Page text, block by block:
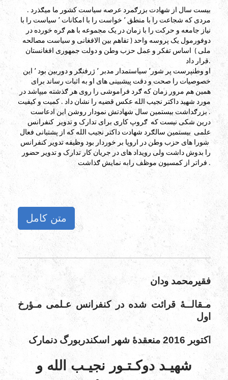
بیست سال از شهادت بزرګمرد عرصه سیاست کشور ما میګذرد .
مردی که شجاعت را با منطق ٬ خواست را با امکانات ٬ سیاست را با
نیاز جامعه و حرکت را با زمان در یک مجموعه با هم ګره خورده در
دوفورمول یک پروسه واحد ( تفاهم بین الافغانی و سیاست مصالحه
ملی ) اساس تفکر و عمل حزب وطن و دولت جمهوری افغانستان
قرار داد.
او وطنپرست پر شور٬ سیاستمدار مدبر ٬ ژرفنګر و دوربین بود ٬ این
خصوصیات را صحت و دقت پیشبینی های او به اثبات رساند برای
همین هم مرور زمان که ګرد فراموشی را روی هر ګذشته میپاشد در
مورد شهید داکتر نجیب الله عکس قضیه را نشان داد . کمیت و کیفیت
بزرګداشت بیستمین سال شهادتش نمودار روشن این ادعاست .
درین شکی نیست که ګروپ کاری برای تدارک و تدویر کنفرانس
علمی بیستمین سالګرد شهادت داکتر نجیب الله که از پشتبانی فعال
شورا های حزب وطن در اروپا بر خوردار بود وظیفه تدویر کنفرانس
را بدوش داشت ولی رویداد های در جریان کار تدارک و تدویر حضور
فراتر از کمسیون موظف رابه نمایش ګذاشت .
متن کامل
فقیرمحمد ودان
مـقالــۀ قرائت شده در کنفرانس عـلمی مـؤرخ
اول
اکتوبر 2016 منعقدۀ شهر اسکندربورگ دنمارک
شهیـد دوکـتـور نجیـب الله و